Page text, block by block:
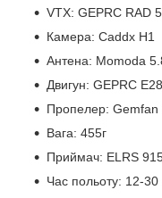
VTX: GEPRC RAD
Камера: Caddx H1
Антена: Momoda
Двигун: GEPRC
Пропелер: Gemfan
Вага: 455г
Приймач: ELRS
Час польоту: 12-30